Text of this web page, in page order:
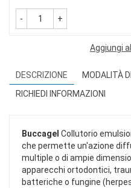
- +
Aggiungi
DESCRIZIONE
MODALITÀ
RICHIEDI INFORMAZIONI
Buccagel Collutorio
che permette un'azione
multiple o di ampie
apparecchi ortodontici,
batteriche o fungine